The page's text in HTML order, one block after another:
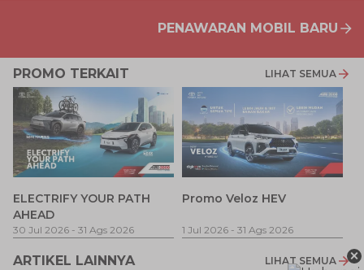
PENAWARAN MOBIL BARU
PROMO TERKAIT LIHAT SEMUA
ELECTRIFY YOUR PATH
AHEAD
30 Jul 2026 - 31 Ags 2026
Promo Veloz HEV
1 Jul 2026 - 31 Ags 2026
ARTIKEL LAINNYA LIHAT SEMUA ×